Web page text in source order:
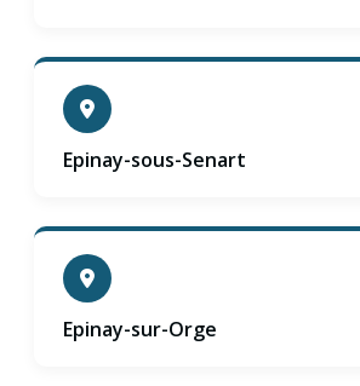
Epinay-sous-Senart
Epinay-sur-Orge